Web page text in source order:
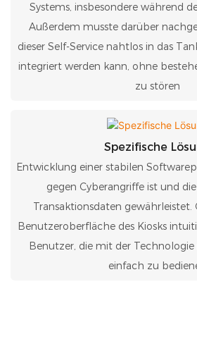
Systems, insbesondere während
Außerdem musste darüber
dieser Self-Service nahtlos in das
integriert werden kann, ohne
zu stören
Spezifische
Entwicklung einer stabilen
gegen Cyberangriffe ist und
Transaktionsdaten gewährleistet.
Benutzeroberfläche des Kiosks
Benutzer, die mit der
einfach zu